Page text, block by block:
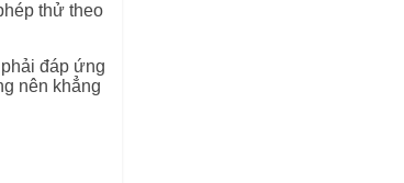
thử theo
đáp ứng
nên khẳng